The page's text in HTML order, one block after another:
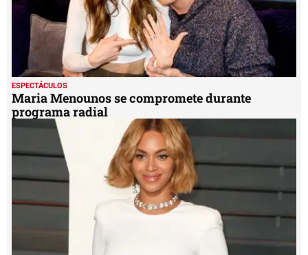
ESPECTÁCULOS
Maria Menounos se compromete durante
programa radial